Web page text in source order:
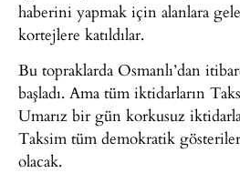
haberini yapmak için alanlara
kortejlere katıldılar.
Bu topraklarda Osmanlı’dan
başladı. Ama tüm iktidarların
Umarız bir gün korkusuz
Taksim tüm demokratik
olacak.